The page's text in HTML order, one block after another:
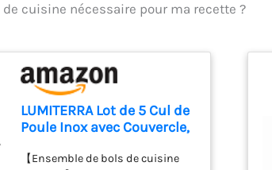
cuisine nécessaire pour ma recette ?
LUMITERRA Lot de 5 Cul de
Poule Inox avec Couvercle,
Mélange avec 3 Râpes,
【Ensemble de bols de cuisine